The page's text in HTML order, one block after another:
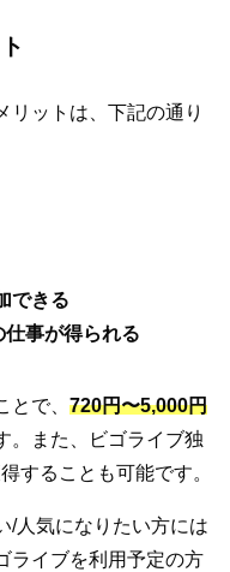
リットは、下記の通り
できる
事が得られる
とで、 720円〜5,000円
。また、ビゴライブ独
することも可能です。
/人気になりたい方には
ライブを利用予定の方